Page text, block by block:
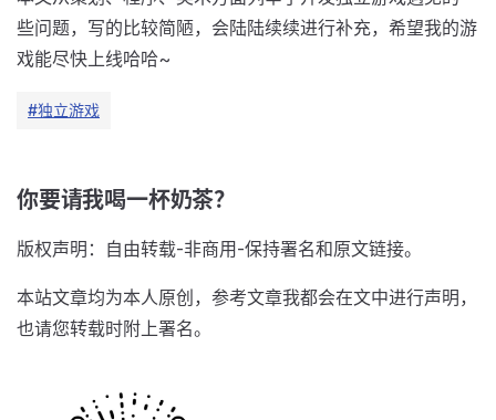
些问题，写的比较简陋，会陆陆续续进行补充，希望我的游
戏能尽快上线哈哈~
#独立游戏
你要请我喝一杯奶茶？
版权声明：自由转载-非商用-保持署名和原文链接。
本站文章均为本人原创，参考文章我都会在文中进行声明，
也请您转载时附上署名。